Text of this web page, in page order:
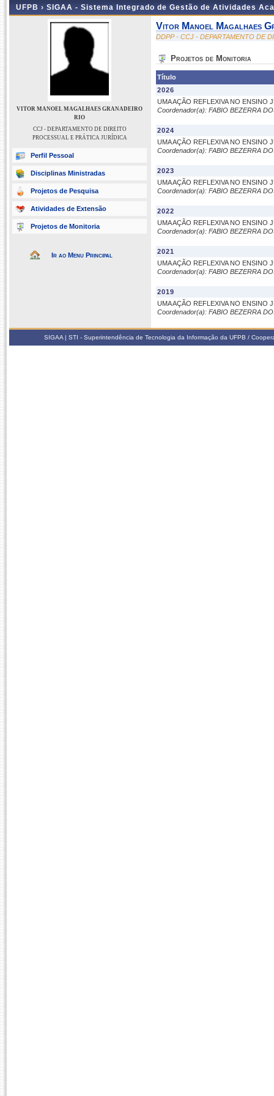
UFPB › SIGAA - Sistema Integrado de Gestão de Atividades
VITOR MANOEL MAGALHAES GRANADEIRO
RIO
CCJ - DEPARTAMENTO DE DIREITO
PROCESSUAL E PRÁTICA JURÍDICA
Perfil Pessoal
Disciplinas Ministradas
Projetos de Pesquisa
Atividades de Extensão
Projetos de Monitoria
Ir ao Menu Principal
Vitor Manoel Magalhaes
DDPP - CCJ - DEPARTAMENTO DE
Projetos de Monitoria
Título
2026
UMA AÇÃO REFLEXIVA NO ENSINO
Coordenador(a): FABIO BEZERRA
2024
UMA AÇÃO REFLEXIVA NO ENSINO
Coordenador(a): FABIO BEZERRA
2023
UMA AÇÃO REFLEXIVA NO ENSINO
Coordenador(a): FABIO BEZERRA
2022
UMA AÇÃO REFLEXIVA NO ENSINO
Coordenador(a): FABIO BEZERRA
2021
UMA AÇÃO REFLEXIVA NO ENSINO
Coordenador(a): FABIO BEZERRA
2019
UMA AÇÃO REFLEXIVA NO ENSINO
Coordenador(a): FABIO BEZERRA
SIGAA | STI - Superintendência de Tecnologia da Informação da UFPB /